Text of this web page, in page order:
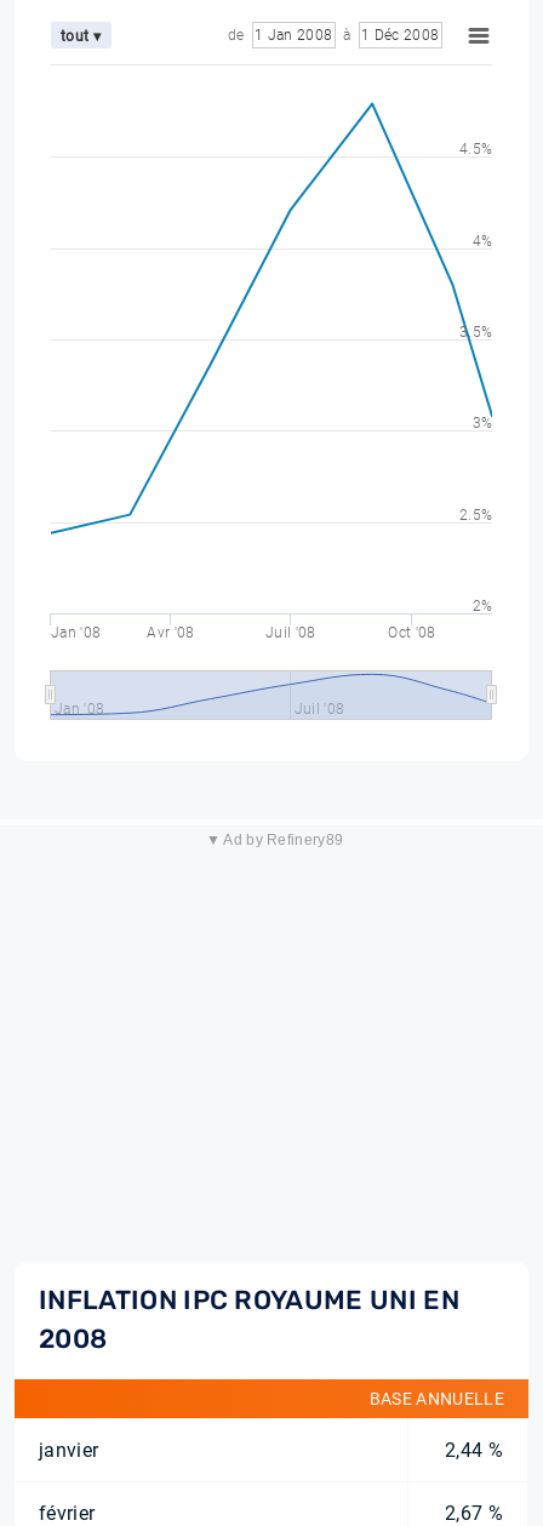
tout ▾ de 1 Jan 2008 à 1 Déc 2008
Jan '08 Avr '08 Juil '08 Oct '08
Jan '08 Juil '08
2%
2.5%
3%
3.5%
4%
4.5%
▼ Ad by Refinery89
INFLATION IPC ROYAUME UNI EN
2008
BASE ANNUELLE
janvier 2,44 %
février 2,67 %